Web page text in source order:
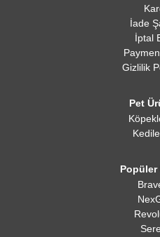
İade
İptal
Gizlilik
Pet
Popüler